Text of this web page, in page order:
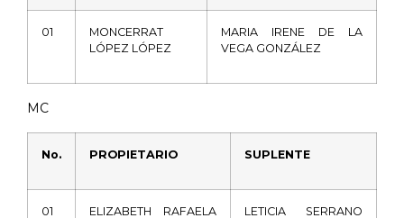
01
MONCERRAT
LÓPEZ LÓPEZ
MARIA IRENE DE
LA
VEGA GONZÁLEZ
MC
No. PROPIETARIO SUPLENTE
01 ELIZABETH
RAFAELA
LETICIA
SERRANO